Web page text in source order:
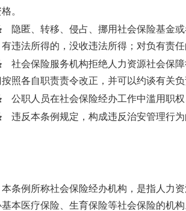
。
隐匿、转移、侵占、挪用社会保险基金
违法所得的，没收违法所得；对负有责
社会保险服务机构拒绝人力资源社会保
照各自职责责令改正，并可以约谈有关
公职人员在社会保险经办工作中滥用职
违反本条例规定，构成违反治安管理行
条例所称社会保险经办机构，是指人力
本医疗保险、生育保险等社会保险的机